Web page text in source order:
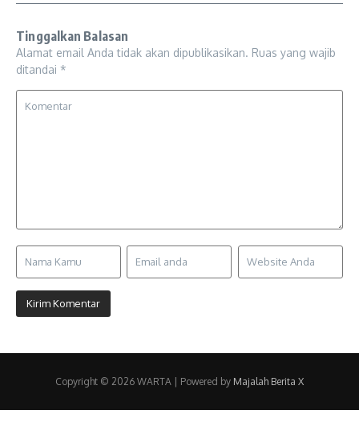
Tinggalkan Balasan
Alamat email Anda tidak akan dipublikasikan. Ruas yang wajib
ditandai *
Copyright © 2026 WARTA | Powered by Majalah Berita X